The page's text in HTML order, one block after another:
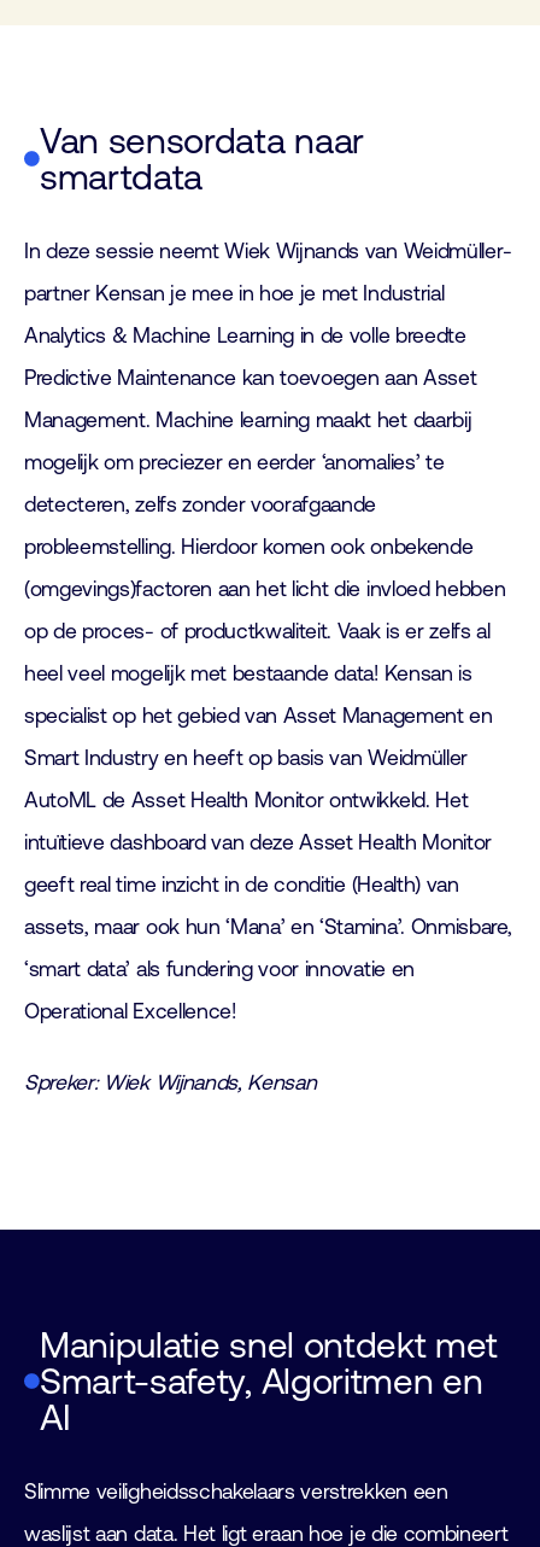
Van sensordata naar
smartdata
In deze sessie neemt Wiek Wijnands van Weidmüller-
partner Kensan je mee in hoe je met Industrial
Analytics & Machine Learning in de volle breedte
Predictive Maintenance kan toevoegen aan Asset
Management. Machine learning maakt het daarbij
mogelijk om preciezer en eerder ‘anomalies’ te
detecteren, zelfs zonder voorafgaande
probleemstelling. Hierdoor komen ook onbekende
(omgevings)factoren aan het licht die invloed hebben
op de proces- of productkwaliteit. Vaak is er zelfs al
heel veel mogelijk met bestaande data! Kensan is
specialist op het gebied van Asset Management en
Smart Industry en heeft op basis van Weidmüller
AutoML de Asset Health Monitor ontwikkeld. Het
intuïtieve dashboard van deze Asset Health Monitor
geeft real time inzicht in de conditie (Health) van
assets, maar ook hun ‘Mana’ en ‘Stamina’. Onmisbare,
‘smart data’ als fundering voor innovatie en
Operational Excellence!
Spreker: Wiek Wijnands, Kensan
Manipulatie snel ontdekt met
Smart-safety, Algoritmen en
AI
Slimme veiligheidsschakelaars verstrekken een
waslijst aan data. Het ligt eraan hoe je die combineert